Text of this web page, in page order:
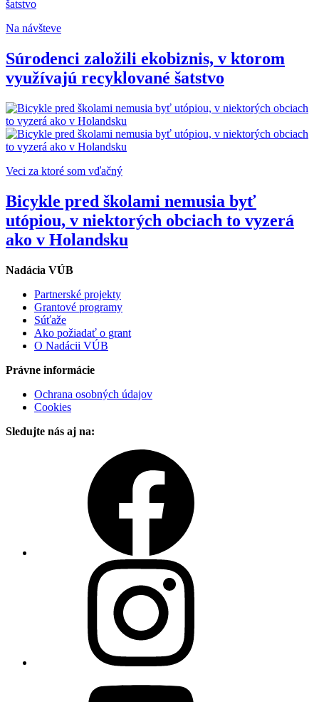
Na návšteve
Súrodenci založili ekobiznis, v ktorom
využívajú recyklované šatstvo
Veci za ktoré som vďačný
Bicykle pred školami nemusia byť
utópiou, v niektorých obciach to vyzerá
ako v Holandsku
Nadácia VÚB
Partnerské projekty
Grantové programy
Súťaže
Ako požiadať o grant
O Nadácii VÚB
Právne informácie
Ochrana osobných údajov
Cookies
Sledujte nás aj na: